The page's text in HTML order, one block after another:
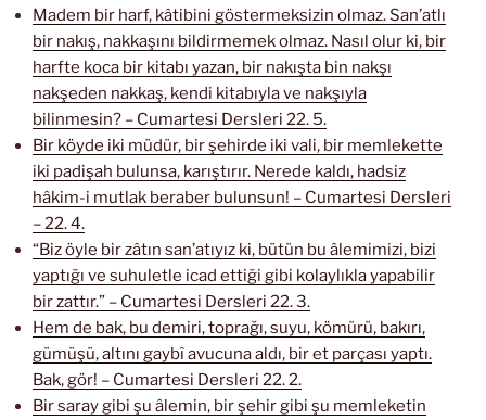
Madem bir harf, kâtibini göstermeksizin olmaz. San’atlı
bir nakış, nakkaşını bildirmemek olmaz. Nasıl olur ki, bir
harfte koca bir kitabı yazan, bir nakışta bin nakşı
nakşeden nakkaş, kendi kitabıyla ve nakşıyla
bilinmesin? – Cumartesi Dersleri 22. 5.
Bir köyde iki müdür, bir şehirde iki vali, bir memlekette
iki padişah bulunsa, karıştırır. Nerede kaldı, hadsiz
hâkim-i mutlak beraber bulunsun! – Cumartesi Dersleri
– 22. 4.
“Biz öyle bir zâtın san’atıyız ki, bütün bu âlemimizi, bizi
yaptığı ve suhuletle icad ettiği gibi kolaylıkla yapabilir
bir zattır.” – Cumartesi Dersleri 22. 3.
Hem de bak, bu demiri, toprağı, suyu, kömürü, bakırı,
gümüşü, altını gaybî avucuna aldı, bir et parçası yaptı.
Bak, gör! – Cumartesi Dersleri 22. 2.
Bir saray gibi şu âlemin, bir şehir gibi şu memleketin